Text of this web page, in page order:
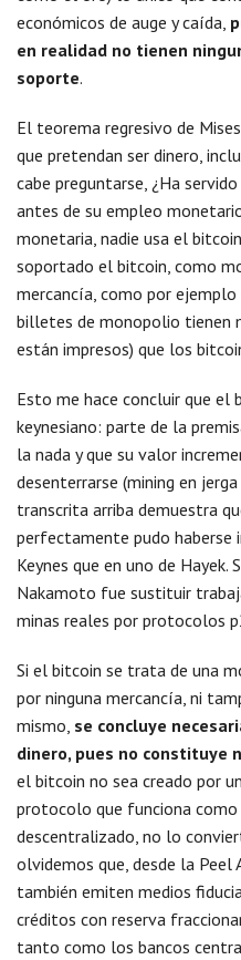
económicos de auge y caída,
en realidad no tienen
soporte.
El teorema regresivo de
que pretendan ser dinero,
cabe preguntarse, ¿Ha
antes de su empleo
monetaria, nadie usa el
soportado el bitcoin, como
mercancía, como por
billetes de monopolio tienen
están impresos) que los
Esto me hace concluir que
keynesiano: parte de la
la nada y que su valor
desenterrarse (mining en
transcrita arriba demuestra
perfectamente pudo haberse
Keynes que en uno de
Nakamoto fue sustituir
minas reales por protocolos
Si el bitcoin se trata de una
por ninguna mercancía, ni
mismo, se concluye
dinero, pues no constituye
el bitcoin no sea creado por
protocolo que funciona como
descentralizado, no lo
olvidemos que, desde la Peel
también emiten medios
créditos con reserva
tanto como los bancos